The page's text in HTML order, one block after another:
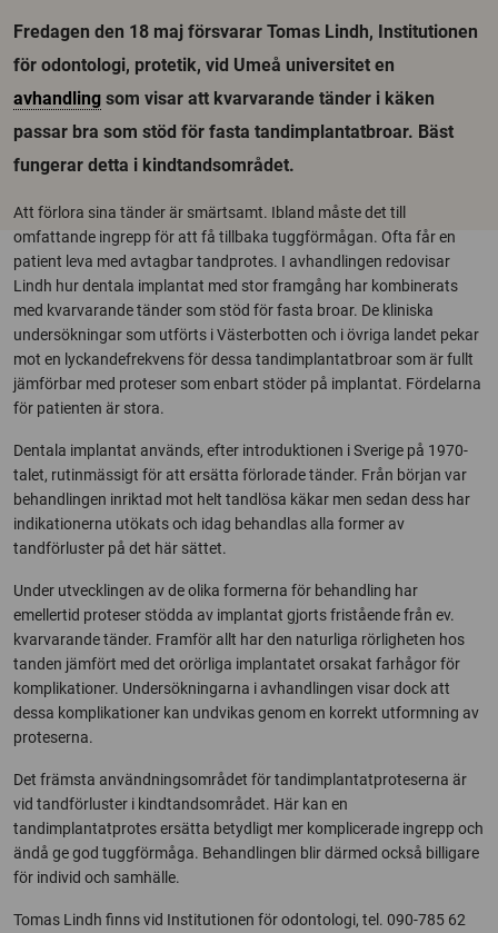
Fredagen den 18 maj försvarar Tomas Lindh, Institutionen
för odontologi, protetik, vid Umeå universitet en
avhandling som visar att kvarvarande tänder i käken
passar bra som stöd för fasta tandimplantatbroar. Bäst
fungerar detta i kindtandsområdet.
Att förlora sina tänder är smärtsamt. Ibland måste det till
omfattande ingrepp för att få tillbaka tuggförmågan. Ofta får en
patient leva med avtagbar tandprotes. I avhandlingen redovisar
Lindh hur dentala implantat med stor framgång har kombinerats
med kvarvarande tänder som stöd för fasta broar. De kliniska
undersökningar som utförts i Västerbotten och i övriga landet pekar
mot en lyckandefrekvens för dessa tandimplantatbroar som är fullt
jämförbar med proteser som enbart stöder på implantat. Fördelarna
för patienten är stora.
Dentala implantat används, efter introduktionen i Sverige på 1970-
talet, rutinmässigt för att ersätta förlorade tänder. Från början var
behandlingen inriktad mot helt tandlösa käkar men sedan dess har
indikationerna utökats och idag behandlas alla former av
tandförluster på det här sättet.
Under utvecklingen av de olika formerna för behandling har
emellertid proteser stödda av implantat gjorts fristående från ev.
kvarvarande tänder. Framför allt har den naturliga rörligheten hos
tanden jämfört med det orörliga implantatet orsakat farhågor för
komplikationer. Undersökningarna i avhandlingen visar dock att
dessa komplikationer kan undvikas genom en korrekt utformning av
proteserna.
Det främsta användningsområdet för tandimplantatproteserna är
vid tandförluster i kindtandsområdet. Här kan en
tandimplantatprotes ersätta betydligt mer komplicerade ingrepp och
ändå ge god tuggförmåga. Behandlingen blir därmed också billigare
för individ och samhälle.
Tomas Lindh finns vid Institutionen för odontologi, tel. 090-785 62